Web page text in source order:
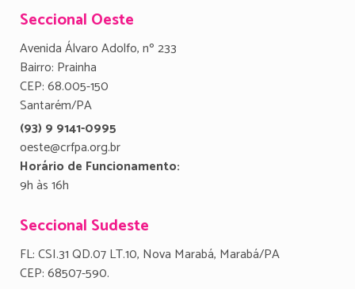
Seccional Oeste
Avenida Álvaro Adolfo, nº 233
Bairro: Prainha
CEP: 68.005-150
Santarém/PA
(93) 9 9141-0995
oeste@crfpa.org.br
Horário de Funcionamento:
9h às 16h
Seccional Sudeste
FL: CSI.31 QD.07 LT.10, Nova Marabá, Marabá/PA
CEP: 68507-590.